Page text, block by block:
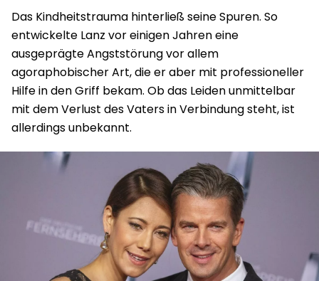
Das Kindheitstrauma hinterließ seine Spuren. So
entwickelte Lanz vor einigen Jahren eine
ausgeprägte Angststörung vor allem
agoraphobischer Art, die er aber mit professioneller
Hilfe in den Griff bekam. Ob das Leiden unmittelbar
mit dem Verlust des Vaters in Verbindung steht, ist
allerdings unbekannt.